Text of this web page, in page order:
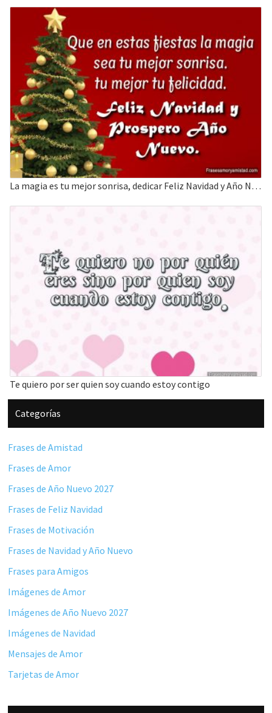
La magia es tu mejor sonrisa, dedicar Feliz Navidad y Año Nuevo
Te quiero por ser quien soy cuando estoy contigo
Barra
lateral
principal
Categorías
Frases de Amistad
Frases de Amor
Frases de Año Nuevo 2027
Frases de Feliz Navidad
Frases de Motivación
Frases de Navidad y Año Nuevo
Frases para Amigos
Imágenes de Amor
Imágenes de Año Nuevo 2027
Imágenes de Navidad
Mensajes de Amor
Tarjetas de Amor